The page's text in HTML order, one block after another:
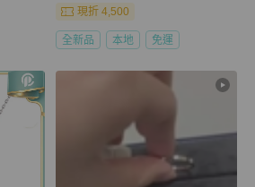
現折 4,500
全新品 本地 免運